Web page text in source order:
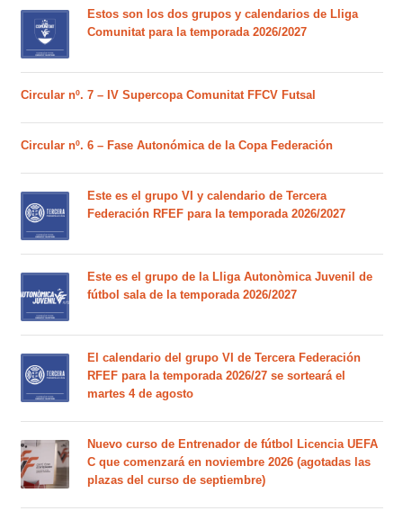
Estos son los dos grupos y calendarios de Lliga
Comunitat para la temporada 2026/2027
Circular nº. 7 – IV Supercopa Comunitat FFCV Futsal
Circular nº. 6 – Fase Autonómica de la Copa Federación
Este es el grupo VI y calendario de Tercera
Federación RFEF para la temporada 2026/2027
Este es el grupo de la Lliga Autonòmica Juvenil de
fútbol sala de la temporada 2026/2027
El calendario del grupo VI de Tercera Federación
RFEF para la temporada 2026/27 se sorteará el
martes 4 de agosto
Nuevo curso de Entrenador de fútbol Licencia UEFA
C que comenzará en noviembre 2026 (agotadas las
plazas del curso de septiembre)